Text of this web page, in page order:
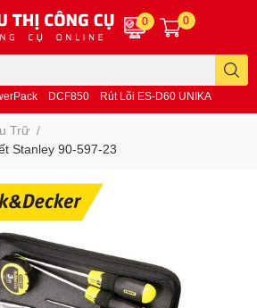
DCF850 Rút Lõi ES-D60 UNIKA
0 0
Trữ /
Stanley 90-597-23